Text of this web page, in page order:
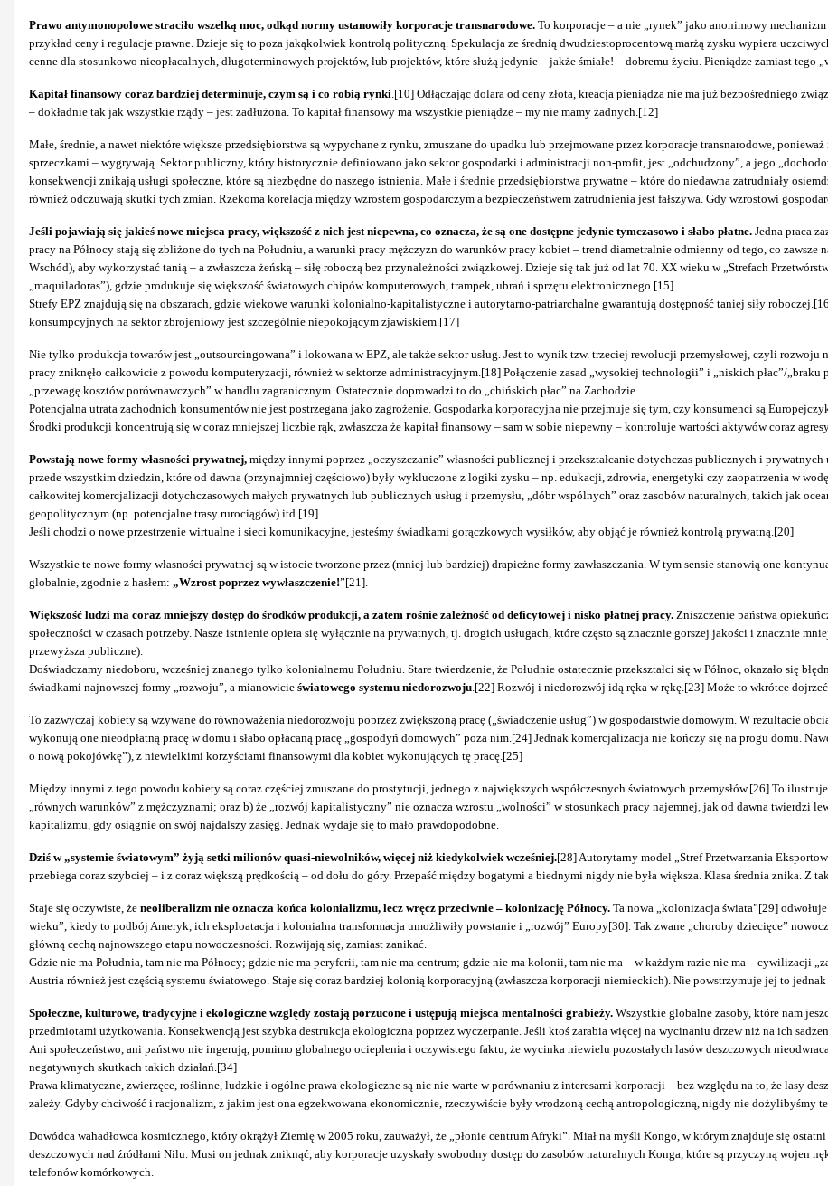
Prawo antymonopolowe straciło wszelką moc, odkąd normy ustanowiły korporacje transnarodowe. To korporacje – a nie „rynek” jako anonimowy
przykład ceny i regulacje prawne. Dzieje się to poza jakąkolwiek kontrolą polityczną. Spekulacja ze średnią dwudziestoprocentową marżą zysku wypiera
cenne dla stosunkowo nieopłacalnych, długoterminowych projektów, lub projektów, które służą jedynie – jakże śmiałe! – dobremu życiu. Pieniądze zamiast tego
Kapitał finansowy coraz bardziej determinuje, czym są i co robią rynki .[10] Odłączając dolara od ceny złota, kreacja pieniądza nie ma już bezpośredniego
– dokładnie tak jak wszystkie rządy – jest zadłużona. To kapitał finansowy ma wszystkie pieniądze – my nie mamy żadnych.[12]
Małe, średnie, a nawet niektóre większe przedsiębiorstwa są wypychane z rynku, zmuszane do upadku lub przejmowane przez korporacje transnarodowe,
sprzeczkami – wygrywają. Sektor publiczny, który historycznie definiowano jako sektor gospodarki i administracji non-profit, jest „odchudzony”, a jego
konsekwencji znikają usługi społeczne, które są niezbędne do naszego istnienia. Małe i średnie przedsiębiorstwa prywatne – które do niedawna zatrudniały
również odczuwają skutki tych zmian. Rzekoma korelacja między wzrostem gospodarczym a bezpieczeństwem zatrudnienia jest fałszywa. Gdy wzrostowi
Jeśli pojawiają się jakieś nowe miejsca pracy, większość z nich jest niepewna, co oznacza, że są one dostępne jedynie tymczasowo i słabo płatne. Jedna praca
pracy na Północy stają się zbliżone do tych na Południu, a warunki pracy mężczyzn do warunków pracy kobiet – trend diametralnie odmienny od tego, co zawsze
Wschód), aby wykorzystać tanią – a zwłaszcza żeńską – siłę roboczą bez przynależności związkowej. Dzieje się tak już od lat 70. XX wieku w „Strefach
„maquiladoras”), gdzie produkuje się większość światowych chipów komputerowych, trampek, ubrań i sprzętu elektronicznego.[15]
Strefy EPZ znajdują się na obszarach, gdzie wiekowe warunki kolonialno-kapitalistyczne i autorytarno-patriarchalne gwarantują dostępność taniej siły
konsumpcyjnych na sektor zbrojeniowy jest szczególnie niepokojącym zjawiskiem.[17]
Nie tylko produkcja towarów jest „outsourcingowana” i lokowana w EPZ, ale także sektor usług. Jest to wynik tzw. trzeciej rewolucji przemysłowej, czyli
pracy zniknęło całkowicie z powodu komputeryzacji, również w sektorze administracyjnym.[18] Połączenie zasad „wysokiej technologii” i „niskich płac”/„braku
„przewagę kosztów porównawczych” w handlu zagranicznym. Ostatecznie doprowadzi to do „chińskich płac” na Zachodzie.
Potencjalna utrata zachodnich konsumentów nie jest postrzegana jako zagrożenie. Gospodarka korporacyjna nie przejmuje się tym, czy konsumenci są
Środki produkcji koncentrują się w coraz mniejszej liczbie rąk, zwłaszcza że kapitał finansowy – sam w sobie niepewny – kontroluje wartości aktywów coraz
Powstają nowe formy własności prywatnej, między innymi poprzez „oczyszczanie” własności publicznej i przekształcanie dotychczas publicznych i prywatnych
przede wszystkim dziedzin, które od dawna (przynajmniej częściowo) były wykluczone z logiki zysku – np. edukacji, zdrowia, energetyki czy zaopatrzenia w
całkowitej komercjalizacji dotychczasowych małych prywatnych lub publicznych usług i przemysłu, „dóbr wspólnych” oraz zasobów naturalnych, takich jak
geopolitycznym (np. potencjalne trasy rurociągów) itd.[19]
Jeśli chodzi o nowe przestrzenie wirtualne i sieci komunikacyjne, jesteśmy świadkami gorączkowych wysiłków, aby objąć je również kontrolą prywatną.[20]
Wszystkie te nowe formy własności prywatnej są w istocie tworzone przez (mniej lub bardziej) drapieżne formy zawłaszczania. W tym sensie stanowią one
globalnie, zgodnie z hasłem: „Wzrost poprzez wywłaszczenie!”[21].
Większość ludzi ma coraz mniejszy dostęp do środków produkcji, a zatem rośnie zależność od deficytowej i nisko płatnej pracy. Zniszczenie państwa
społeczności w czasach potrzeby. Nasze istnienie opiera się wyłącznie na prywatnych, tj. drogich usługach, które często są znacznie gorszej jakości i znacznie
przewyższa publiczne).
Doświadczamy niedoboru, wcześniej znanego tylko kolonialnemu Południu. Stare twierdzenie, że Południe ostatecznie przekształci się w Północ, okazało się
świadkami najnowszej formy „rozwoju”, a mianowicie światowego systemu niedorozwoju .[22] Rozwój i niedorozwój idą ręka w rękę.[23] Może to wkrótce
To zazwyczaj kobiety są wzywane do równoważenia niedorozwoju poprzez zwiększoną pracę („świadczenie usług”) w gospodarstwie domowym. W rezultacie
wykonują one nieodpłatną pracę w domu i słabo opłacaną pracę „gospodyń domowych” poza nim.[24] Jednak komercjalizacja nie kończy się na progu domu.
o nową pokojówkę”), z niewielkimi korzyściami finansowymi dla kobiet wykonujących tę pracę.[25]
Między innymi z tego powodu kobiety są coraz częściej zmuszane do prostytucji, jednego z największych współczesnych światowych przemysłów.[26] To
„równych warunków” z mężczyznami; oraz b) że „rozwój kapitalistyczny” nie oznacza wzrostu „wolności” w stosunkach pracy najemnej, jak od dawna twierdzi
kapitalizmu, gdy osiągnie on swój najdalszy zasięg. Jednak wydaje się to mało prawdopodobne.
Dziś w „systemie światowym” żyją setki milionów quasi-niewolników, więcej niż kiedykolwiek wcześniej.[28] Autorytarny model „Stref Przetwarzania
przebiega coraz szybciej – i z coraz większą prędkością – od dołu do góry. Przepaść między bogatymi a biednymi nigdy nie była większa. Klasa średnia znika. Z
Staje się oczywiste, że neoliberalizm nie oznacza końca kolonializmu, lecz wręcz przeciwnie – kolonizację Północy. Ta nowa „kolonizacja świata”[29]
wieku”, kiedy to podbój Ameryk, ich eksploatacja i kolonialna transformacja umożliwiły powstanie i „rozwój” Europy[30]. Tak zwane „choroby dziecięce”
główną cechą najnowszego etapu nowoczesności. Rozwijają się, zamiast zanikać.
Gdzie nie ma Południa, tam nie ma Północy; gdzie nie ma peryferii, tam nie ma centrum; gdzie nie ma kolonii, tam nie ma – w każdym razie nie ma – cywilizacji
Austria również jest częścią systemu światowego. Staje się coraz bardziej kolonią korporacyjną (zwłaszcza korporacji niemieckich). Nie powstrzymuje jej to
Społeczne, kulturowe, tradycyjne i ekologiczne względy zostają porzucone i ustępują miejsca mentalności grabieży. Wszystkie globalne zasoby, które nam
przedmiotami użytkowania. Konsekwencją jest szybka destrukcja ekologiczna poprzez wyczerpanie. Jeśli ktoś zarabia więcej na wycinaniu drzew niż na ich
Ani społeczeństwo, ani państwo nie ingerują, pomimo globalnego ocieplenia i oczywistego faktu, że wycinka niewielu pozostałych lasów deszczowych
negatywnych skutkach takich działań.[34]
Prawa klimatyczne, zwierzęce, roślinne, ludzkie i ogólne prawa ekologiczne są nic nie warte w porównaniu z interesami korporacji – bez względu na to, że lasy
zależy. Gdyby chciwość i racjonalizm, z jakim jest ona egzekwowana ekonomicznie, rzeczywiście były wrodzoną cechą antropologiczną, nigdy nie dożylibyśmy
Dowódca wahadłowca kosmicznego, który okrążył Ziemię w 2005 roku, zauważył, że „płonie centrum Afryki”. Miał na myśli Kongo, w którym znajduje się
deszczowych nad źródłami Nilu. Musi on jednak zniknąć, aby korporacje uzyskały swobodny dostęp do zasobów naturalnych Konga, które są przyczyną wojen
telefonów komórkowych.